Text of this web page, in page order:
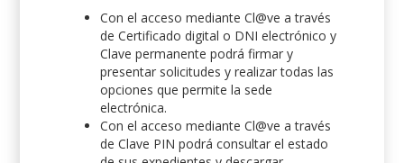
Con el acceso mediante Cl@ve a través
de Certificado digital o DNI electrónico y
Clave permanente podrá firmar y
presentar solicitudes y realizar todas las
opciones que permite la sede
electrónica.
Con el acceso mediante Cl@ve a través
de Clave PIN podrá consultar el estado